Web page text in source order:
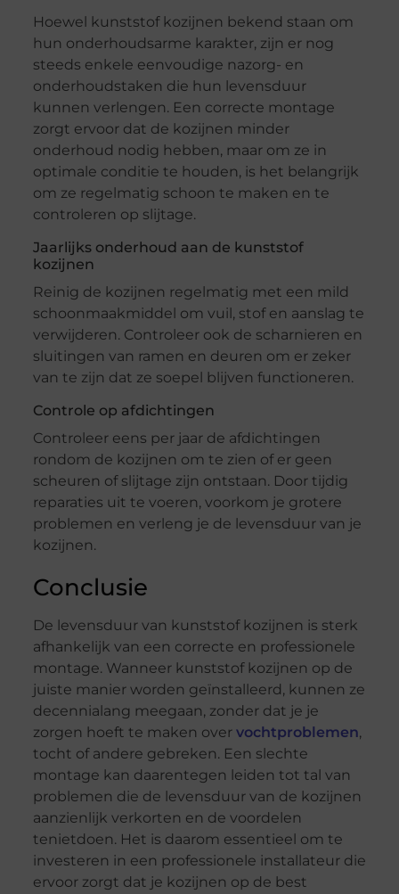
Hoewel kunststof kozijnen bekend staan om
hun onderhoudsarme karakter, zijn er nog
steeds enkele eenvoudige nazorg- en
onderhoudstaken die hun levensduur
kunnen verlengen. Een correcte montage
zorgt ervoor dat de kozijnen minder
onderhoud nodig hebben, maar om ze in
optimale conditie te houden, is het belangrijk
om ze regelmatig schoon te maken en te
controleren op slijtage.
Jaarlijks onderhoud aan de kunststof
kozijnen
Reinig de kozijnen regelmatig met een mild
schoonmaakmiddel om vuil, stof en aanslag te
verwijderen. Controleer ook de scharnieren en
sluitingen van ramen en deuren om er zeker
van te zijn dat ze soepel blijven functioneren.
Controle op afdichtingen
Controleer eens per jaar de afdichtingen
rondom de kozijnen om te zien of er geen
scheuren of slijtage zijn ontstaan. Door tijdig
reparaties uit te voeren, voorkom je grotere
problemen en verleng je de levensduur van je
kozijnen.
Conclusie
De levensduur van kunststof kozijnen is sterk
afhankelijk van een correcte en professionele
montage. Wanneer kunststof kozijnen op de
juiste manier worden geïnstalleerd, kunnen ze
decennialang meegaan, zonder dat je je
zorgen hoeft te maken over vochtproblemen,
tocht of andere gebreken. Een slechte
montage kan daarentegen leiden tot tal van
problemen die de levensduur van de kozijnen
aanzienlijk verkorten en de voordelen
tenietdoen. Het is daarom essentieel om te
investeren in een professionele installateur die
ervoor zorgt dat je kozijnen op de best